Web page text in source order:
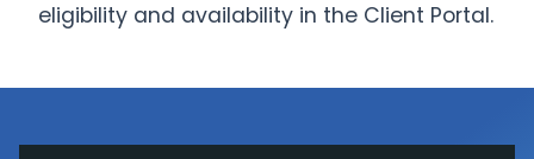
eligibility and availability in the Client Portal.